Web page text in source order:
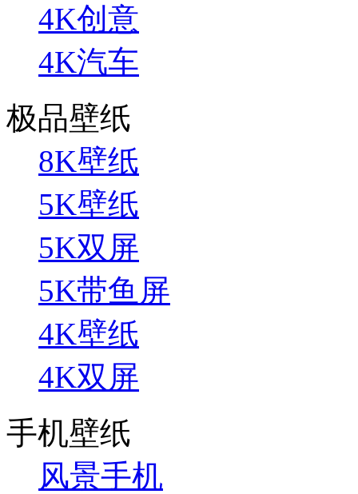
4K创意
4K汽车
极品壁纸
8K壁纸
5K壁纸
5K双屏
5K带鱼屏
4K壁纸
4K双屏
手机壁纸
风景手机